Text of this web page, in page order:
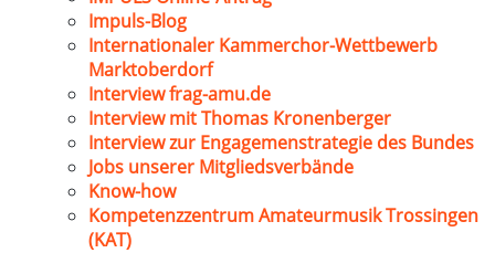
Impuls-Blog
Internationaler Kammerchor-Wettbewerb
Marktoberdorf
Interview frag-amu.de
Interview mit Thomas Kronenberger
Interview zur Engagemenstrategie des Bundes
Jobs unserer Mitgliedsverbände
Know-how
Kompetenzzentrum Amateurmusik Trossingen
(KAT)